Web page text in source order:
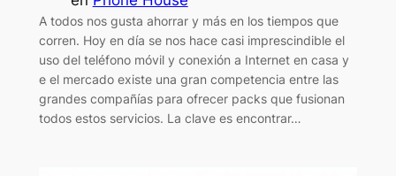
A todos nos gusta ahorrar y más en los tiempos que
corren. Hoy en día se nos hace casi imprescindible el
uso del teléfono móvil y conexión a Internet en casa y
e el mercado existe una gran competencia entre las
grandes compañías para ofrecer packs que fusionan
todos estos servicios. La clave es encontrar…